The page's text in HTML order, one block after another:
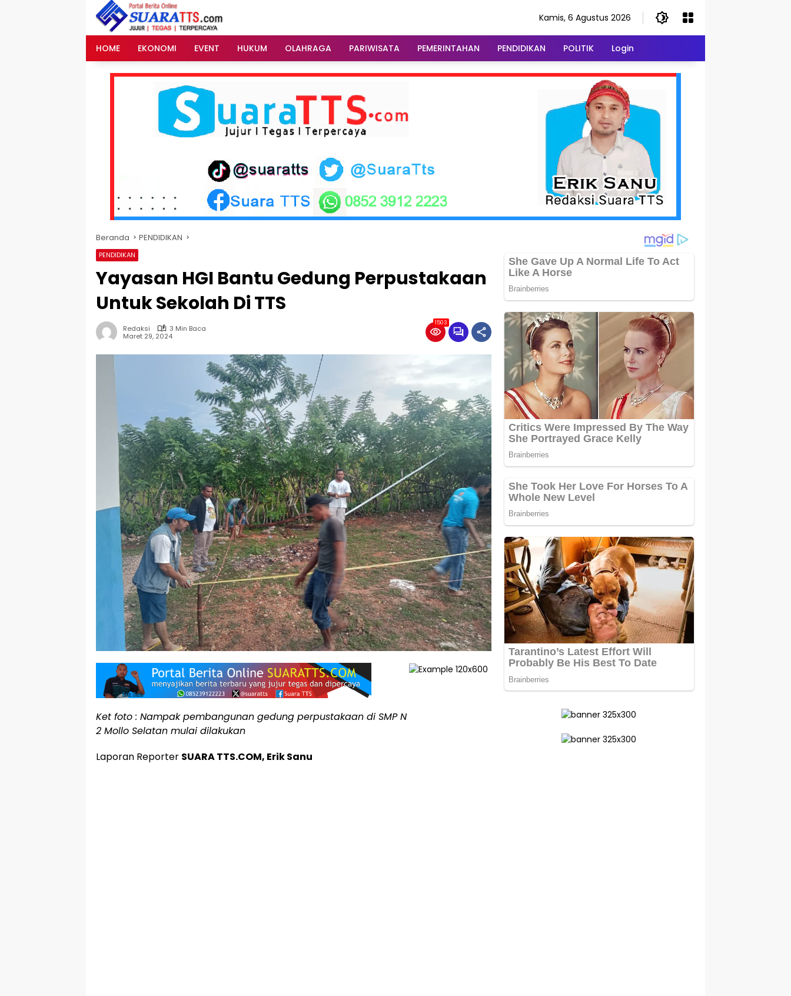
Kamis, 6 Agustus 2026
HOME EKONOMI EVENT HUKUM OLAHRAGA PARIWISATA PEMERINTAHAN PENDIDIKAN POLITIK Login
Beranda PENDIDIKAN
PENDIDIKAN
Yayasan HGI Bantu Gedung Perpustakaan
Untuk Sekolah Di TTS
Redaksi
3 Min Baca
Maret 29, 2024
1503
Ket foto : Nampak pembangunan gedung perpustakaan di SMP N
2 Mollo Selatan mulai dilakukan
Laporan Reporter SUARA TTS.COM, Erik Sanu